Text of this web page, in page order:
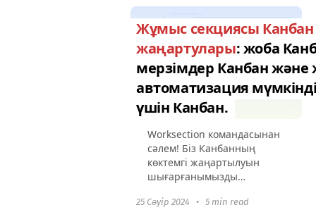
жоспарланған тұрақты
тапсырмаларды...
Жұмыс секциясы Канбан
жаңартулары: жоба
мерзімдер Канбан және
автоматизация
үшін Канбан.
Worksection командасынан
сәлем! Біз Канбанның
көктемгі жаңартылуын
шығарғанымызды
Біз бар функцияларды
25 Сәуір 2024 • 5 min read